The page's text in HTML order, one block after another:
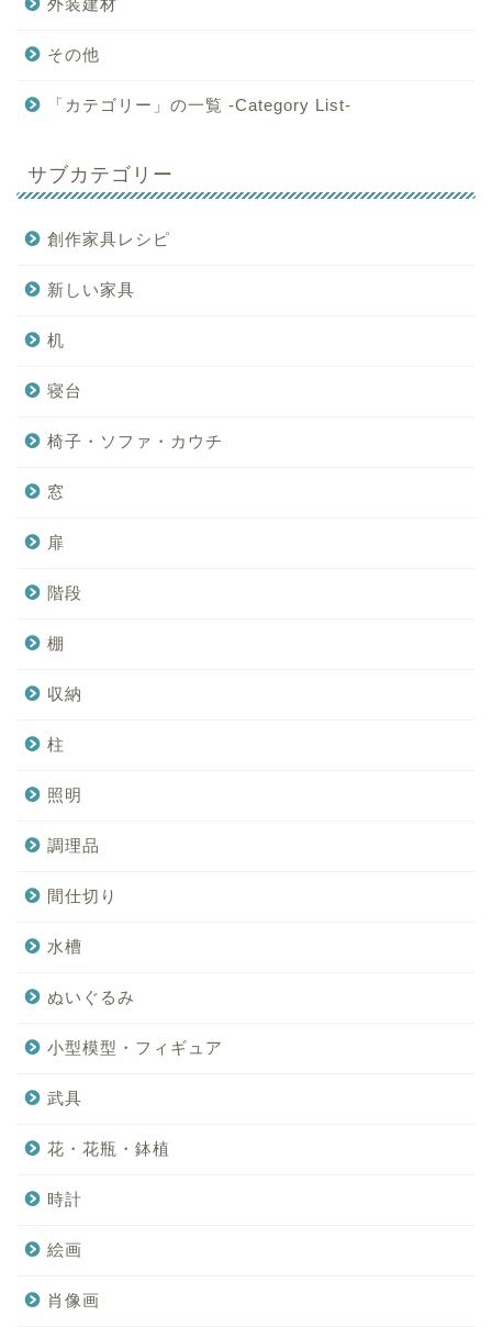
外装建材
その他
「カテゴリー」の一覧 -Category List-
サブカテゴリー
創作家具レシピ
新しい家具
机
寝台
椅子・ソファ・カウチ
窓
扉
階段
棚
収納
柱
照明
調理品
間仕切り
水槽
ぬいぐるみ
小型模型・フィギュア
武具
花・花瓶・鉢植
時計
絵画
肖像画